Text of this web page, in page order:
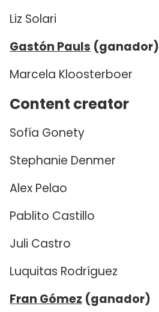
Liz Solari
Gastón Pauls (ganador)
Marcela Kloosterboer
Content creator
Sofía Gonety
Stephanie Denmer
Alex Pelao
Pablito Castillo
Juli Castro
Luquitas Rodríguez
Fran Gómez (ganador)